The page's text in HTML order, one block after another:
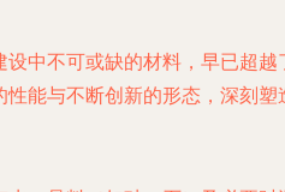
中不可或缺的材料，早已超
能与不断创新的形态，深刻塑